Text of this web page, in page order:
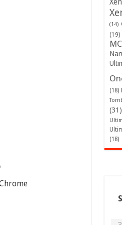
(14)
(19)
(18)
(31)
(18)
S